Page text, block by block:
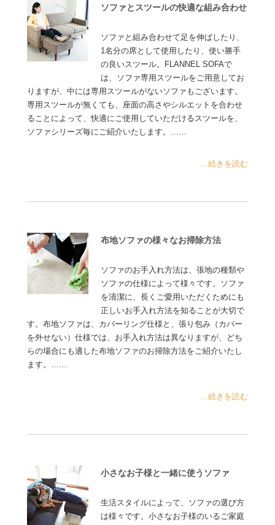
ソファとスツールの快適な組み合わせ
ソファと組み合わせて足を伸ばしたり、
1名分の席として使用したり、使い勝手
の良いスツール。FLANNEL SOFAで
は、ソファ専用スツールをご用意してお
りますが、中には専用スツールがないソファもございます。
専用スツールが無くても、座面の高さやシルエットを合わせ
ることによって、快適にご使用していただけるスツールを、
ソファシリーズ毎にご紹介いたします。……
...続きを読む
布地ソファの様々なお掃除方法
ソファのお手入れ方法は、張地の種類や
ソファの仕様によって様々です。ソファ
を清潔に、長くご愛用いただくためにも
正しいお手入れ方法を知ることが大切で
す。布地ソファは、カバーリング仕様と、張り包み（カバー
を外せない）仕様では、お手入れ方法は異なりますが、どち
らの場合にも適した布地ソファのお掃除方法をご紹介いたし
ます。……
...続きを読む
小さなお子様と一緒に使うソファ
生活スタイルによって、ソファの選び方
は様々です。小さなお子様のいるご家庭